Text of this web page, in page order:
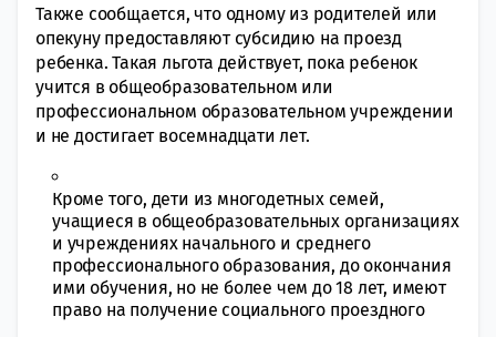
Также сообщается, что одному из родителей или
опекуну предоставляют субсидию на проезд
ребенка. Такая льгота действует, пока ребенок
учится в общеобразовательном или
профессиональном образовательном учреждении
и не достигает восемнадцати лет.
Кроме того, дети из многодетных семей,
учащиеся в общеобразовательных организациях
и учреждениях начального и среднего
профессионального образования, до окончания
ими обучения, но не более чем до 18 лет, имеют
право на получение социального проездного